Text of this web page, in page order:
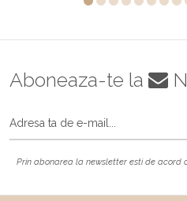
Aboneaza-te la
Prin abonarea la newsletter esti de acord